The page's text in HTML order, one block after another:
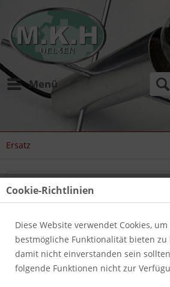
Menü
Ersatz
Filtern
Cookie-Richtlinien
Diese Website verwendet Cookies,
bestmögliche Funktionalität bieten zu
damit nicht einverstanden sein
folgende Funktionen nicht zur